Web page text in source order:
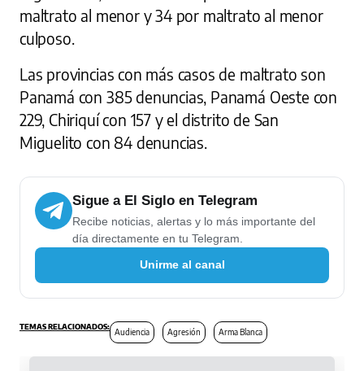
maltrato al menor y 34 por maltrato al menor
culposo.
Las provincias con más casos de maltrato son
Panamá con 385 denuncias, Panamá Oeste con
229, Chiriquí con 157 y el distrito de San
Miguelito con 84 denuncias.
Sigue a El Siglo en Telegram
Recibe noticias, alertas y lo más importante del
día directamente en tu Telegram.
Unirme al canal
Audiencia Agresión Arma Blanca